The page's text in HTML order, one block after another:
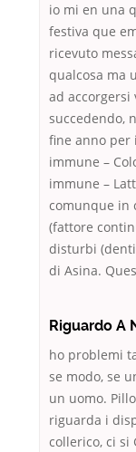
io mi en una
festiva que
ricevuto
qualcosa ma
ad accorgersi
succedendo,
fine anno per
immune –
immune –
comunque in
(fattore
disturbi
di Asina.
Riguardo A
ho problemi
se modo, se
un uomo.
riguarda i
collerico, ci si